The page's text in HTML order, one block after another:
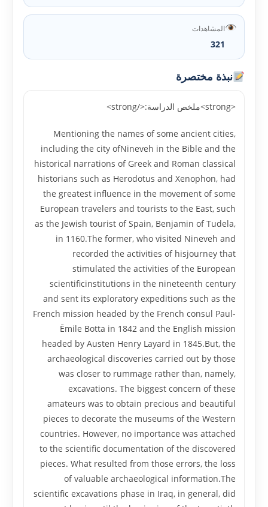
المشاهدات
321
نبذة مختصرة
<strong>ملخص الدراسة:</strong>
Mentioning the names of some ancient cities,
including the city ofNineveh in the Bible and the
historical narrations of Greek and Roman classical
historians such as Herodotus and Xenophon, had
the greatest influence in the movement of some
European travelers and tourists to the East, such
as the Jewish tourist of Spain, Benjamin of Tudela,
in 1160.The former, who visited Nineveh and
recorded the activities of hisjourney that
stimulated the activities of the European
scientificinstitutions in the nineteenth century
and sent its exploratory expeditions such as the
French mission headed by the French consul Paul-
Ēmile Botta in 1842 and the English mission
headed by Austen Henry Layard in 1845.But, the
archaeological discoveries carried out by those
was closer to rummage rather than, namely,
excavations. The biggest concern of these
amateurs was to obtain precious and beautiful
pieces to decorate the museums of the Western
countries. However, no importance was attached
to the scientific documentation of the discovered
pieces. What resulted from those errors, the loss
of valuable archaeological information.The
scientific excavations phase in Iraq, in general, did